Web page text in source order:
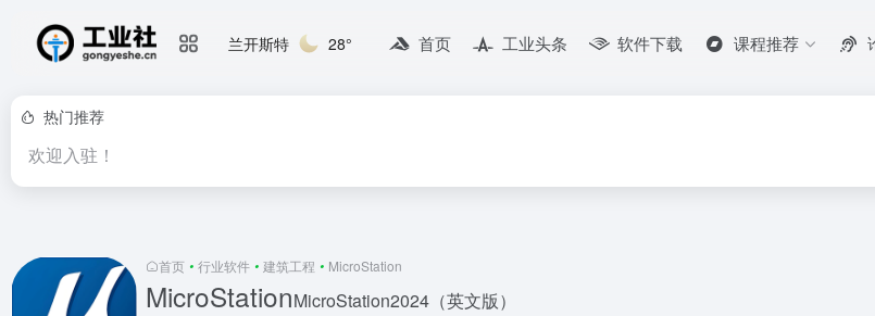
兰开斯特 28° 首页 工业头条 软件下载 课程推荐
热门推荐
欢迎入驻！
首页 • 行业软件 • 建筑工程 • MicroStation
MicroStationMicroStation2024（英文版）